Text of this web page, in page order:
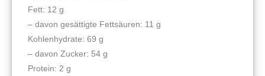
Fett: 12 g
– davon gesättigte Fettsäuren: 11 g
Kohlenhydrate: 69 g
– davon Zucker: 54 g
Protein: 2 g